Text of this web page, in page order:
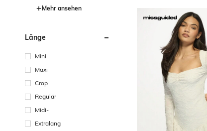
Mehr ansehen
Länge
Mini
Maxi
Crop
Regulär
Midi-
Extralang